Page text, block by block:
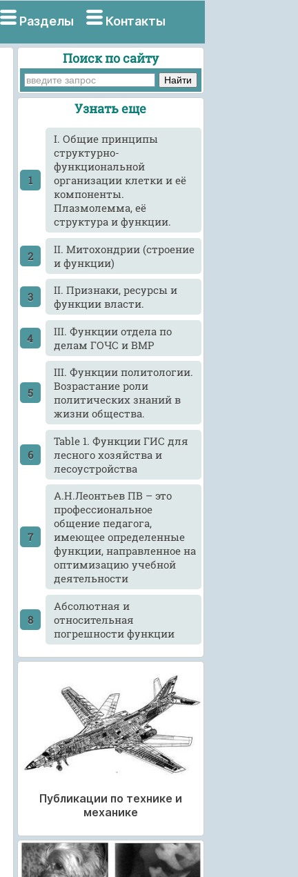
Разделы Контакты
Поиск по сайту
Узнать еще
I. Общие принципы
структурно-
функциональной
организации клетки и её
компоненты.
Плазмолемма, её
структура и функции.
II. Митохондрии (строение
и функции)
II. Признаки, ресурсы и
функции власти.
III. Функции отдела по
делам ГОЧС и ВМР
III. Функции политологии.
Возрастание роли
политических знаний в
жизни общества.
Table 1. Функции ГИС для
лесного хозяйства и
лесоустройства
А.Н.Леонтьев ПВ – это
профессиональное
общение педагога,
имеющее определенные
функции, направленное на
оптимизацию учебной
деятельности
Абсолютная и
относительная
погрешности функции
Публикации по технике и
механике